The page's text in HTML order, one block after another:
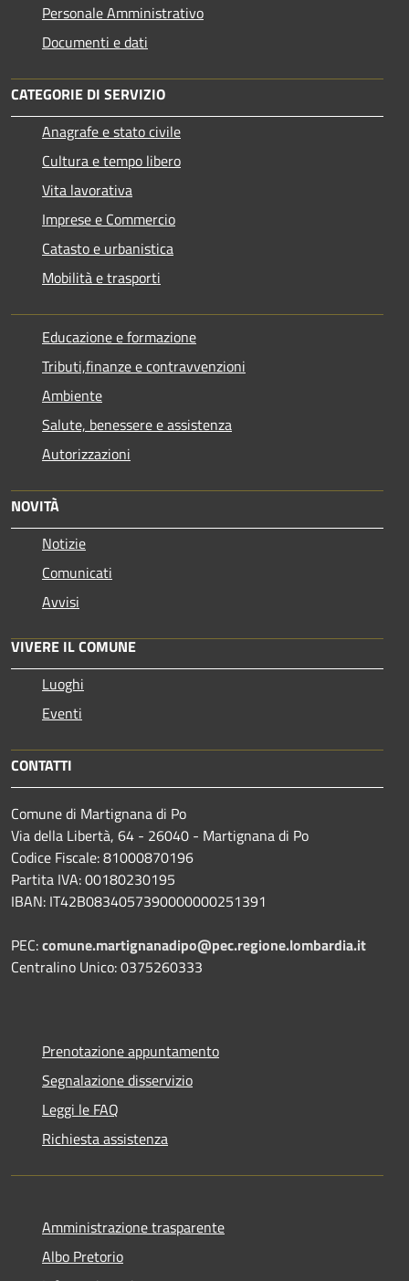
Personale Amministrativo
Documenti e dati
CATEGORIE DI SERVIZIO
Anagrafe e stato civile
Cultura e tempo libero
Vita lavorativa
Imprese e Commercio
Catasto e urbanistica
Mobilità e trasporti
Educazione e formazione
Tributi,finanze e contravvenzioni
Ambiente
Salute, benessere e assistenza
Autorizzazioni
NOVITÀ
Notizie
Comunicati
Avvisi
VIVERE IL COMUNE
Luoghi
Eventi
CONTATTI
Comune di Martignana di Po
Via della Libertà, 64 - 26040 - Martignana di Po
Codice Fiscale: 81000870196
Partita IVA: 00180230195
IBAN: IT42B0834057390000000251391
PEC:comune.martignanadipo@pec.regione.lombardia.it
Centralino Unico: 0375260333
Prenotazione appuntamento
Segnalazione disservizio
Leggi le FAQ
Richiesta assistenza
Amministrazione trasparente
Albo Pretorio